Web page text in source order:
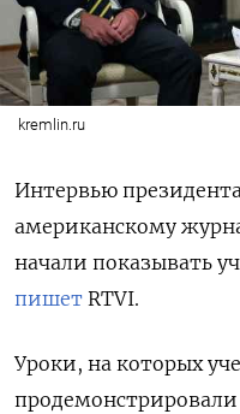
kremlin.ru
Интервью
американскому
начали показывать
пишет RTVI.
Уроки, на которых